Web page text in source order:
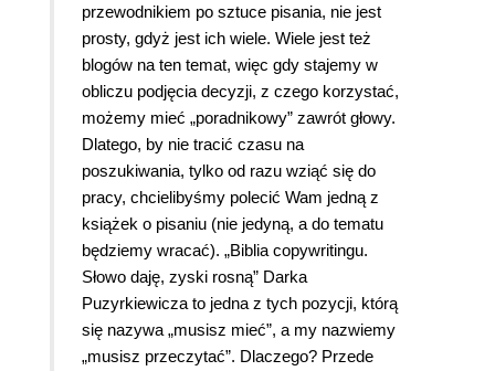
przewodnikiem po sztuce pisania, nie jest
prosty, gdyż jest ich wiele. Wiele jest też
blogów na ten temat, więc gdy stajemy w
obliczu podjęcia decyzji, z czego korzystać,
możemy mieć „poradnikowy” zawrót głowy.
Dlatego, by nie tracić czasu na
poszukiwania, tylko od razu wziąć się do
pracy, chcielibyśmy polecić Wam jedną z
książek o pisaniu (nie jedyną, a do tematu
będziemy wracać). „Biblia copywritingu.
Słowo daję, zyski rosną” Darka
Puzyrkiewicza to jedna z tych pozycji, którą
się nazywa „musisz mieć”, a my nazwiemy
„musisz przeczytać”. Dlaczego? Przede